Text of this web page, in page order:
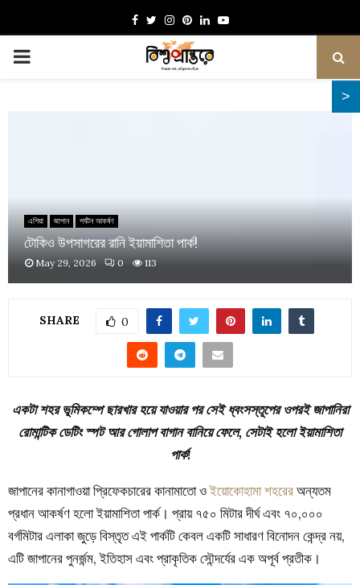
Facebook
TwitterInstagram
Pinterest
LinkedinYoutube
PRIMARY
এশিয়া জাপান পর্যটন আকর্ষণ
টোকিও উপসাগরের রানি ইয়ামাশিতা পার্ক!
May 29, 2026 0 113
SHARE 0
একটা শহর ভূমিকম্পে ছারখার হয়ে যাওয়ার পর সেই ধ্বংসস্তূপের ওপরই জাপানিরা
রোমান্টিক ডেটিং স্পট আর গোলাপ বাগান বানিয়ে ফেলে, সেটাই হলো ইয়ামাশিতা
পার্ক!
জাপানের কানাগাওয়া প্রিফেকচারের কানামাতো ওইয়োকোহামা শহরেরঅন্যতম
প্রধান আকর্ষণ হলো ইয়ামাশিতা পার্ক। প্রায় ৭৫০ মিটার দীর্ঘ এবং ৭০,০০০
বর্গমিটার এলাকা জুড়ে বিস্তৃত এই পার্কটি কেবল একটি সাধারণ বিনোদন কেন্দ্র নয়,
এটি জাপানের পুনর্জন্ম, ইতিহাস এবং প্রাকৃতিক সৌন্দর্যের এক অপূর্ব প্রতীক।